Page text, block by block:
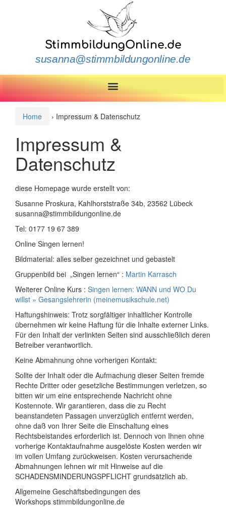
StimmbildungOnline.de
susanna@stimmbildungonline.de
Home › Impressum & Datenschutz
Impressum &
Datenschutz
diese Homepage wurde erstellt von:
Susanne Proskura, Kahlhorststraße 34b, 23562 Lübeck
susanna@stimmbildungonline.de
Tel: 0177 19 67 389
Online Singen lernen!
Bildmaterial: alles selber gezeichnet und gebastelt
Gruppenbild bei „Singen lernen“ : Martin Karrasch
Weiterer Online Kurs : Singen lernen: WANN und WO Du
willst » Gesangslehrerin (meinemusikschule.net)
Haftungshinweis: Trotz sorgfältiger inhaltlicher Kontrolle
übernehmen wir keine Haftung für die Inhalte externer Links.
Für den Inhalt der verlinkten Seiten sind ausschließlich deren
Betreiber verantwortlich.
Keine Abmahnung ohne vorherigen Kontakt:
Sollte der Inhalt oder die Aufmachung dieser Seiten fremde
Rechte Dritter oder gesetzliche Bestimmungen verletzen, so
bitten wir um eine entsprechende Nachricht ohne
Kostennote. Wir garantieren, dass die zu Recht
beanstandeten Passagen unverzüglich entfernt werden,
ohne daß von Ihrer Seite die Einschaltung eines
Rechtsbeistandes erforderlich ist. Dennoch von Ihnen ohne
vorherige Kontaktaufnahme ausgelöste Kosten werden wir
im vollen Umfang zurückweisen. Kosten verursachende
Abmahnungen lehnen wir mit Hinweise auf die
SCHADENSMINDERUNGSPFLICHT grundsätzlich ab.
Allgemeine Geschäftsbedingungen des
Workshops stimmbildungonline.de